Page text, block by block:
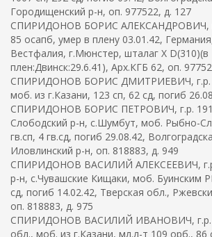
Городищенский р-н, оп. 977522, д. 127
СПИРИДОНОВ БОРИС АЛЕКСАНДРОВИЧ,
85 осапб, умер в плену 03.01.42,
Вестфалия, г.Мюнстер, шталаг X D(310)(в
плен:Двинск:29.6.41), Арх.КГБ 62, оп.
СПИРИДОНОВ БОРИС ДМИТРИЕВИЧ, г.р.
моб. из г.Казани, 123 сп, 62 сд, погиб
СПИРИДОНОВ БОРИС ПЕТРОВИЧ, г.р.
Слободский р-н, с.Шумбут, моб. Рыбно-
гв.сп, 4 гв.сд, погиб 29.08.42,
Иловлинский р-н, оп. 818883, д. 949
СПИРИДОНОВ ВАСИЛИЙ АЛЕКСЕЕВИЧ, г.р.
р-н, с.Чувашские Кищаки, моб. Буинским
сд, погиб 14.02.42, Тверская обл.,
оп. 818883, д. 975
СПИРИДОНОВ ВАСИЛИЙ ИВАНОВИЧ, г.р.
обл., моб. из г.Казани, мл.л-т 109 орб., 86